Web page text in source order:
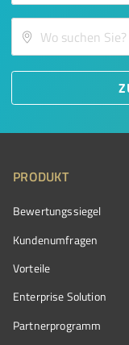
PRODUKT
Bewertungssiegel
Kundenumfragen
Vorteile
Enterprise Solution
Partnerprogramm